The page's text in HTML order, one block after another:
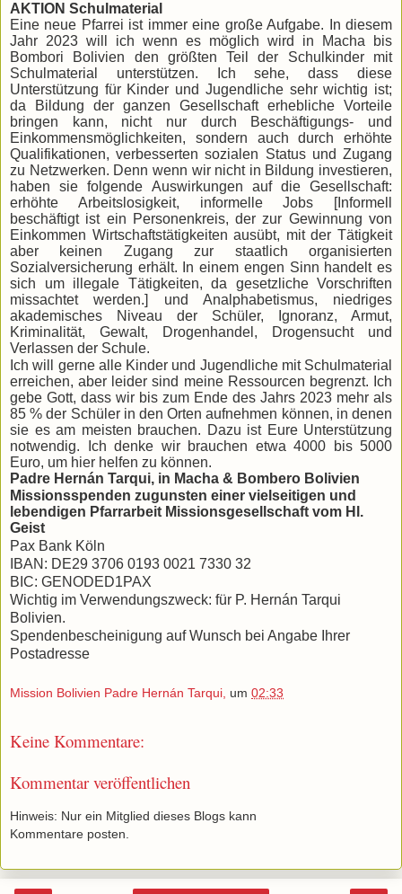
AKTION Schulmaterial
Eine neue Pfarrei ist immer eine große Aufgabe. In diesem
Jahr 2023 will ich wenn es möglich wird in Macha bis
Bombori Bolivien den größten Teil der Schulkinder mit
Schulmaterial unterstützen. Ich sehe, dass diese
Unterstützung für Kinder und Jugendliche sehr wichtig ist;
da Bildung der ganzen Gesellschaft erhebliche Vorteile
bringen kann, nicht nur durch Beschäftigungs- und
Einkommensmöglichkeiten, sondern auch durch erhöhte
Qualifikationen, verbesserten sozialen Status und Zugang
zu Netzwerken. Denn wenn wir nicht in Bildung investieren,
haben sie folgende Auswirkungen auf die Gesellschaft:
erhöhte Arbeitslosigkeit, informelle Jobs [Informell
beschäftigt ist ein Personenkreis, der zur Gewinnung von
Einkommen Wirtschaftstätigkeiten ausübt, mit der Tätigkeit
aber keinen Zugang zur staatlich organisierten
Sozialversicherung erhält. In einem engen Sinn handelt es
sich um illegale Tätigkeiten, da gesetzliche Vorschriften
missachtet werden.] und Analphabetismus, niedriges
akademisches Niveau der Schüler, Ignoranz, Armut,
Kriminalität, Gewalt, Drogenhandel, Drogensucht und
Verlassen der Schule.
Ich will gerne alle Kinder und Jugendliche mit Schulmaterial
erreichen, aber leider sind meine Ressourcen begrenzt. Ich
gebe Gott, dass wir bis zum Ende des Jahrs 2023 mehr als
85 % der Schüler in den Orten aufnehmen können, in denen
sie es am meisten brauchen. Dazu ist Eure Unterstützung
notwendig. Ich denke wir brauchen etwa 4000 bis 5000
Euro, um hier helfen zu können.
Padre Hernán Tarqui, in Macha & Bombero Bolivien
Missionsspenden zugunsten einer vielseitigen und
lebendigen Pfarrarbeit Missionsgesellschaft vom Hl.
Geist
Pax Bank Köln
IBAN: DE29 3706 0193 0021 7330 32
BIC: GENODED1PAX
Wichtig im Verwendungszweck: für P. Hernán Tarqui
Bolivien.
Spendenbescheinigung auf Wunsch bei Angabe Ihrer
Postadresse
Mission Bolivien Padre Hernán Tarqui, um 02:33
Keine Kommentare:
Kommentar veröffentlichen
Hinweis: Nur ein Mitglied dieses Blogs kann
Kommentare posten.